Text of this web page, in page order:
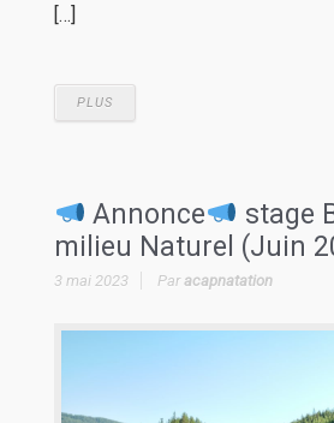
[…]
PLUS
Annonce
stage
milieu Naturel (Juin
3 mai 2023 Paracapnatation